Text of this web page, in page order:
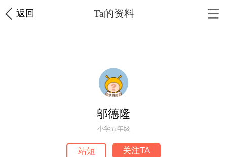
返回 Ta的资料
邬德隆
小学五年级
站短 关注TA